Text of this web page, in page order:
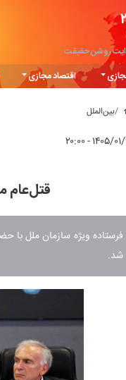
روشن حقیقت
اقتصاد مجازی
بین‌الملل
۰۱/۲۰ - ۲۰:۰۰
قتل‌عام
فرستاده ویژه سازمان ملل با
شد.